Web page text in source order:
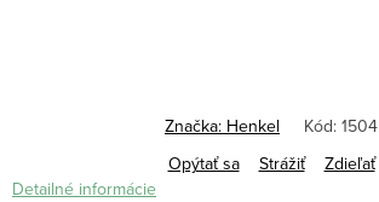
Detailné informácie
Značka: Henkel Kód: 1504
Opýtať sa
Strážiť Zdieľať